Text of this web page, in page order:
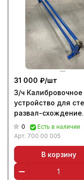
31 000 ₽/шт
З/ч Калибровочное
устройство для
развал-схождение
"Техно Вектор 7"
0
Есть в наличии
Арт. 700 00 005
В корзину